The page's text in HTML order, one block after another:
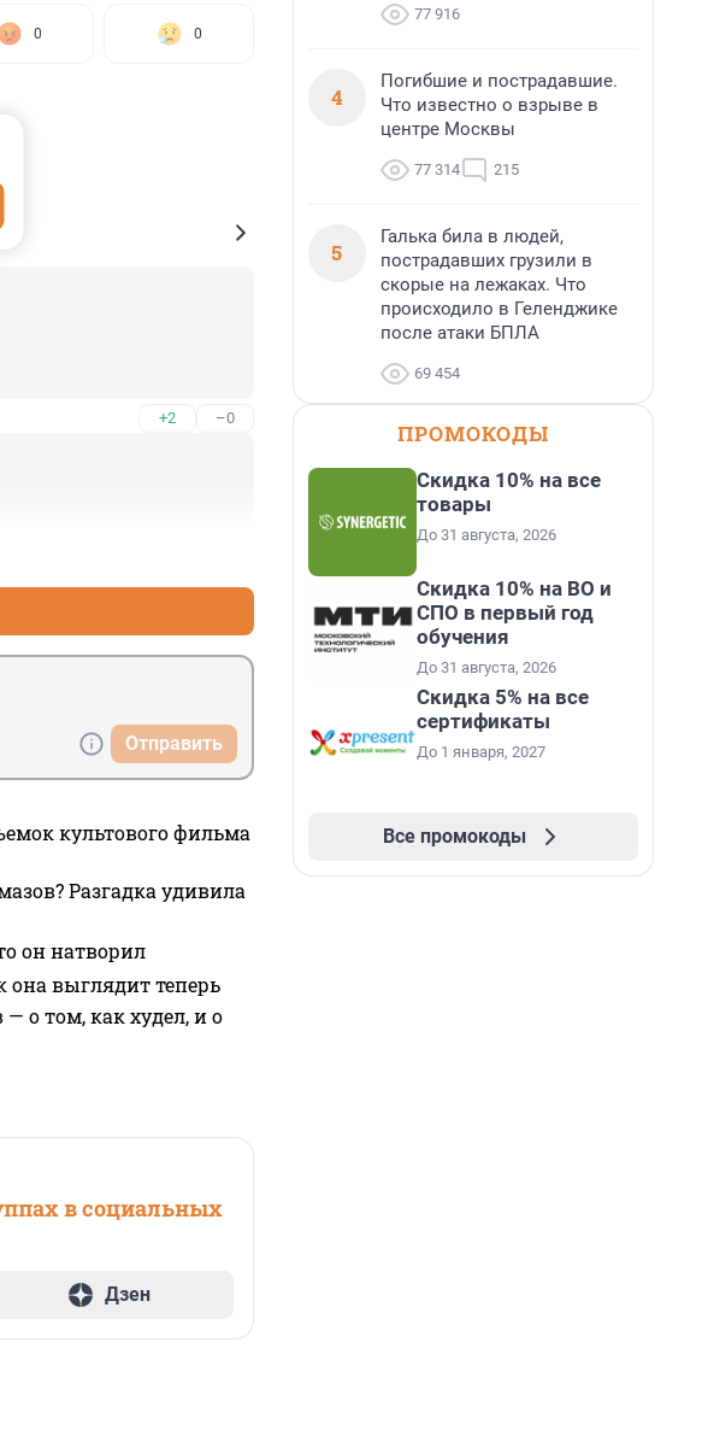
0 0
+2 –0
Отправить
культового фильма
Разгадка удивила
он натворил
она выглядит теперь
о том, как худел, и о
в социальных
Дзен
77 916
4
Погибшие и пострадавшие.
Что известно о взрыве в
центре Москвы
77 314 215
5
Галька била в людей,
пострадавших грузили в
скорые на лежаках. Что
происходило в Геленджике
после атаки БПЛА
69 454
ПРОМОКОДЫ
Скидка 10% на все
товары
До 31 августа, 2026
Скидка 10% на ВО и
СПО в первый год
обучения
До 31 августа, 2026
Скидка 5% на все
сертификаты
До 1 января, 2027
Все промокоды